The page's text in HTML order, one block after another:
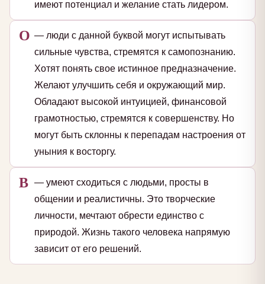
имеют потенциал и желание стать лидером.
О — люди с данной буквой могут испытывать
сильные чувства, стремятся к самопознанию.
Хотят понять свое истинное предназначение.
Желают улучшить себя и окружающий мир.
Обладают высокой интуицией, финансовой
грамотностью, стремятся к совершенству. Но
могут быть склонны к перепадам настроения от
уныния к восторгу.
В — умеют сходиться с людьми, просты в
общении и реалистичны. Это творческие
личности, мечтают обрести единство с
природой. Жизнь такого человека напрямую
зависит от его решений.